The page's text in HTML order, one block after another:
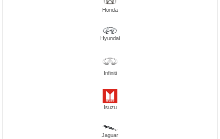
Honda
Hyundai
Infiniti
Isuzu
Jaguar